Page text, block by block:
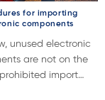
for importing
components
unused electronic
are not on the
prohibited import